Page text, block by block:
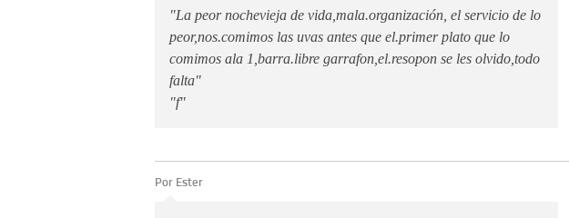
"La peor nochevieja de vida,mala.organización, el servicio de lo
peor,nos.comimos las uvas antes que el.primer plato que lo
comimos ala 1,barra.libre garrafon,el.resopon se les olvido,todo
falta"
"f"
Por Ester